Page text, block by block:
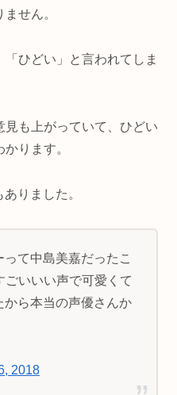
せん。
ひどい」と言われてしま
見も上がっていて、ひどい
ります。
りました。
て中島美嘉だったこ
ごいいい声で可愛くて
から本当の声優さんか
2018